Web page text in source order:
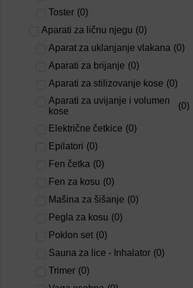
Toster (0)
Aparati za ličnu njegu (0)
Aparat za uklanjanje vlakana (0)
Aparati za brijanje (0)
Aparati za stilizovanje kose (0)
Aparati za uvijanje i volumen
kose
(0)
Električne četkice (0)
Epilatori (0)
Fen četka (0)
Fen za kosu (0)
Mašina za šišanje (0)
Pegla za kosu (0)
Poklon set (0)
Sauna za lice - Inhalator (0)
Trimer (0)